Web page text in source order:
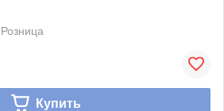
Розница
Купить